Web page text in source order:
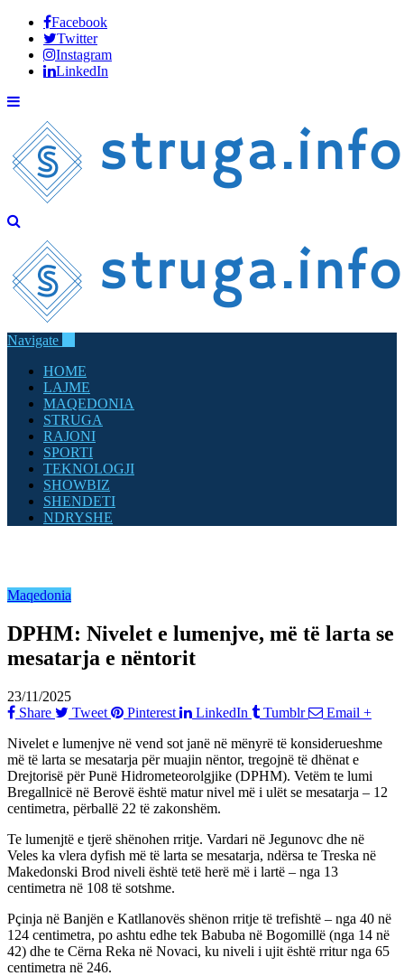
Facebook
Twitter
Instagram
LinkedIn
Navigate
HOME
LAJME
MAQEDONIA
STRUGA
RAJONI
SPORTI
TEKNOLOGJI
SHOWBIZ
SHENDETI
NDRYSHE
Maqedonia
DPHM: Nivelet e lumenjve, më të larta se
mesatarja e nëntorit
23/11/2025
Share
Tweet Pinterest LinkedIn Tumblr Email +
Nivelet e lumenjve në vend sot janë në mënyrë të konsiderueshme
më të larta se mesatarja për muajin nëntor, tregojnë të dhënat e
Drejtorisë për Punë Hidrometeorolgjike (DPHM). Vetëm te lumi
Bregallnicë në Berovë është matur nivel më i ulët se mesatarja – 12
centimetra, përballë 22 të zakonshëm.
Te lumenjtë e tjerë shënohen rritje. Vardari në Jegunovc dhe në
Veles ka vlera dyfish më të larta se mesatarja, ndërsa te Treska në
Makedonski Brod niveli është tetë herë më i lartë – nga 13
centimetra në 108 të sotshme.
Pçinja në Banjën e Katllanovës shënon rritje të trefishtë – nga 40 në
124 centimetra, po ashtu edhe tek Babuba në Bogomillë (nga 14 në
42) dhe te Cërna Reka në Novaci, ku niveli i ujit është rritur nga 65
centimetra në 246.